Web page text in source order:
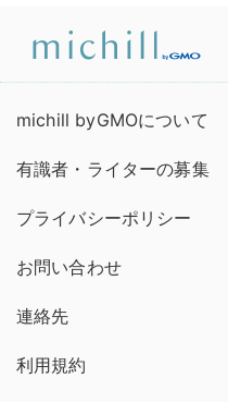
michill byGMOについて
有識者・ライターの募集
プライバシーポリシー
お問い合わせ
連絡先
利用規約